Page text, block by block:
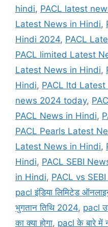
hindi, PACL latest
Latest News in Hindi,
Hindi 2024, PACL
PACL limited Latest
Latest News in Hindi,
Hindi, PACL ltd
news 2024 today,
PACL News in Hindi,
PACL Pearls Latest
Latest News in Hindi,
Hindi, PACL SEBI
in Hindi, PACL vs
pacl इंडिया लिमिटेड
भुगतान तिथि 2024, pacl
का क्या होगा, pacl के बारे में